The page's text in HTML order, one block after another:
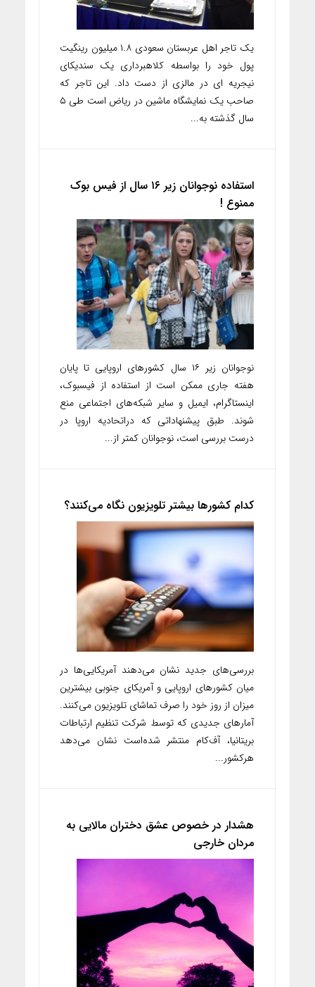
یک تاجر اهل عربستان سعودی ۱.۸ میلیون رینگیت
پول خود را بواسطه کلاهبرداری یک سندیکای
نیجریه ای در مالزی از دست داد. این تاجر که
صاحب یک نمایشگاه ماشین در ریاض است طی ۵
سال گذشته به...
استفاده نوجوانان زیر ۱۶ سال از فیس بوک
ممنوع !
نوجوانان زیر ۱۶ سال کشورهای اروپایی تا پایان
هفته جاری ممکن است از استفاده از فیسبوک،
اینستاگرام، ایمیل و سایر شبکه‌های اجتماعی منع
شوند. طبق پیشنهاداتی که دراتحادیه اروپا در
درست بررسی است، نوجوانان کمتر از...
کدام‌ کشورها بیشتر تلویزیون نگاه می‌کنند؟
بررسی‌های جدید نشان می‌دهند آمریکایی‌ها در
میان کشورهای اروپایی و آمریکای جنوبی بیشترین
میزان از روز خود را صرف تماشای تلویزیون می‌کنند.
آمارهای جدیدی که توسط شرکت تنظیم ارتباطات
بریتانیا، آف‌کام منتشر شده‌است نشان می‌دهد
هرکشور...
هشدار در خصوص عشق دختران مالایی به
مردان خارجی